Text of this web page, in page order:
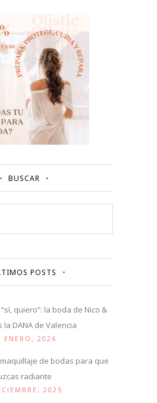
BUSCAR
POSTS
quiero”: la boda de Nico &
la DANA de Valencia
ENERO, 2026
de bodas para que
radiante
2025